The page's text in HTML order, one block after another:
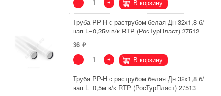
- + В корзину
Труба PP-H с раструбом белая Дн 32х1,8 б/
нап L=0,25м в/к RTP (РосТурПласт) 27512
36
- + В корзину
Труба PP-H с раструбом белая Дн 32х1,8 б/
нап L=0,5м в/к RTP (РосТурПласт) 27513